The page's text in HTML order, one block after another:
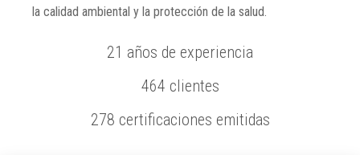
la calidad ambiental y la protección de la salud.
21 años de experiencia
464 clientes
278 certificaciones emitidas